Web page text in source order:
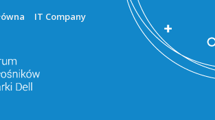
IT Company